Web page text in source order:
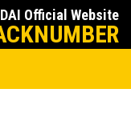
Official Website